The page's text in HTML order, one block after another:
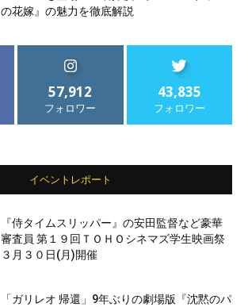
の花嫁』の魅力を徹底解説
57,912
フォロワー
43,835
フォロワー
イベントレポート
『侍タイムスリッパー』の安田監督など豪華
審査員 第１９回ＴＯＨＯシネマズ学生映画祭
３月３０日(月)開催
「ガリレオ 帰還」9年ぶりの劇場版『沈黙のパ